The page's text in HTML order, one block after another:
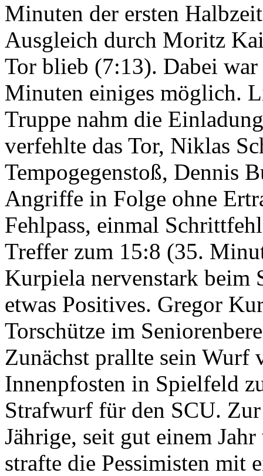
Minuten der ersten
Ausgleich durch Moritz
Tor blieb (7:13). Dabei
Minuten einiges möglich.
Truppe nahm die
verfehlte das Tor, Niklas
Tempogegenstoß, Dennis
Angriffe in Folge ohne
Fehlpass, einmal
Treffer zum 15:8 (35.
Kurpiela nervenstark beim
etwas Positives. Gregor
Torschütze im
Zunächst prallte sein Wurf
Innenpfosten in Spielfeld
Strafwurf für den SCU.
Jährige, seit gut einem
strafte die Pessimisten mit